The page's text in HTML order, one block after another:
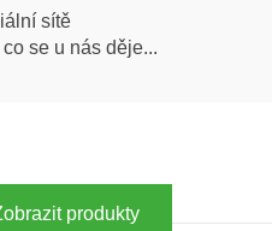
sítě
se u nás děje...
ceny
produkty